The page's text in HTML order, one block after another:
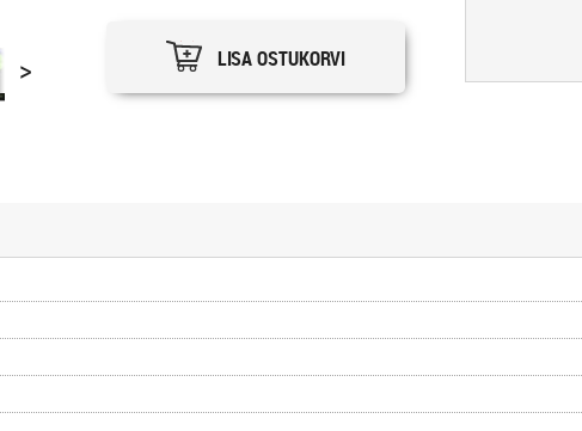
> LISA OSTUKORVI